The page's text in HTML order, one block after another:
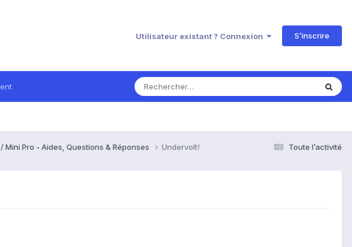
Utilisateur existant ? Connexion S’inscrire
Toute l’activité
Mini Pro - Aides, Questions & Réponses Undervolt!